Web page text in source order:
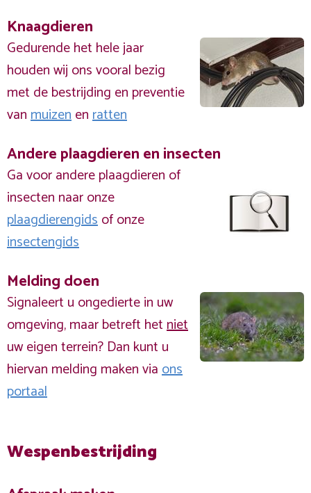
Knaagdieren
Gedurende het hele jaar
houden wij ons vooral bezig
met de bestrijding en preventie
vanmuizenenratten
Andere plaagdieren en insecten
Ga voor andere plaagdieren of
insecten naar onze
plaagdierengidsof onze
insectengids
Melding doen
Signaleert u ongedierte in uw
omgeving, maar betreft hetniet
uw eigen terrein? Dan kunt u
hiervan melding maken viaons
portaal
Wespenbestrijding